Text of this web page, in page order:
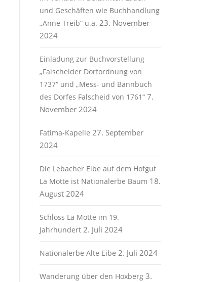
und Geschäften wie Buchhandlung
„Anne Treib“ u.a. 23. November
2024
Einladung zur Buchvorstellung
„Falscheider Dorfordnung von
1737“ und „Mess- und Bannbuch
des Dorfes Falscheid von 1761“ 7.
November 2024
Fatima-Kapelle 27. September
2024
Die Lebacher Eibe auf dem Hofgut
La Motte ist Nationalerbe Baum 18.
August 2024
Schloss La Motte im 19.
Jahrhundert 2. Juli 2024
Nationalerbe Alte Eibe 2. Juli 2024
Wanderung über den Hoxberg 3.